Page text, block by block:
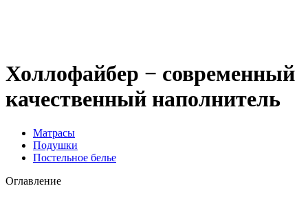
Холлофайбер − современный
качественный наполнитель
Матрасы
Подушки
Постельное белье
Оглавление